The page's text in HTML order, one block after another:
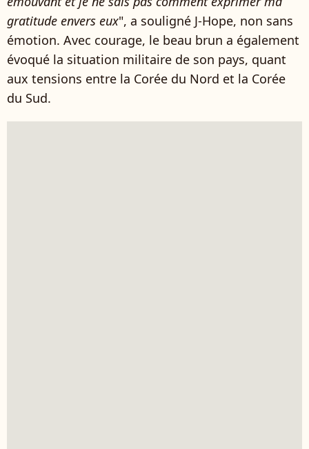
gratitude envers eux", a souligné J-Hope, non sans
émotion. Avec courage, le beau brun a également
évoqué la situation militaire de son pays, quant
aux tensions entre la Corée du Nord et la Corée
du Sud.